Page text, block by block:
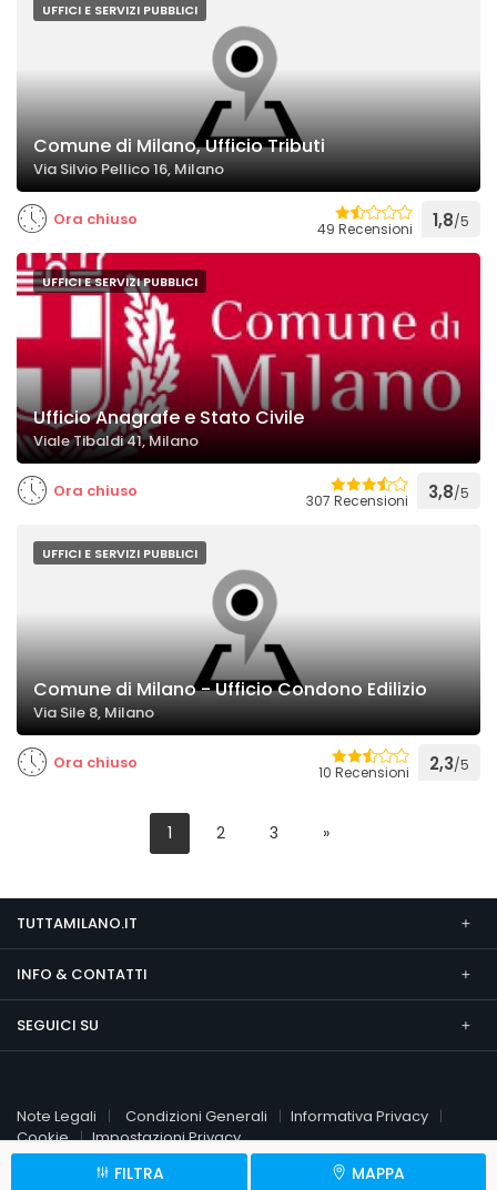
UFFICI E SERVIZI PUBBLICI
Comune di Milano, Ufficio Tributi
Via Silvio Pellico 16, Milano
Ora chiuso 49 Recensioni 1,8/5
UFFICI E SERVIZI PUBBLICI
Ufficio Anagrafe e Stato Civile
Viale Tibaldi 41, Milano
Ora chiuso 307 Recensioni 3,8/5
UFFICI E SERVIZI PUBBLICI
Comune di Milano - Ufficio Condono Edilizio
Via Sile 8, Milano
Ora chiuso 10 Recensioni 2,3/5
1 2 3 »
FILTRA MAPPA
TUTTAMILANO.IT
INFO & CONTATTI
SEGUICI SU
Note Legali Condizioni Generali
Informativa Privacy
Cookie
Impostazioni Privacy
© 2026 TuttaMilano.it